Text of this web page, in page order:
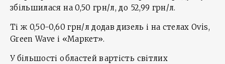
збільшилася на 0,50 грн/л, до 52,99 грн/л.
Ті ж 0,50-0,60 грн/л додав дизель і на стелах Ovis,
Green Wave і «Маркет».
У більшості областей вартість світлих